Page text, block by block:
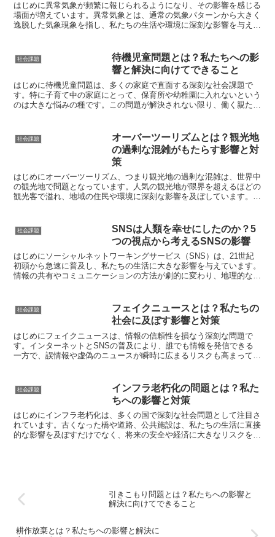
はじめに異常気象が頻繁に報じられるようになり、その影響を感じる
場面が増えています。異常気象とは、通常の気象パターンから大きく
逸脱した気象現象を指し、私たちの生活や環境に深刻な影響を与えま
社会課題
待機児童問題とは？私たちへの影
響と解決に向けてできること
はじめに待機児童問題は、多くの家庭で直面する深刻な社会課題で
す。特に子育て中の家庭にとって、保育所や幼稚園に入れないという
のは大きな悩みの種です。この問題が解決されない限り、働く親たち
社会課題
オーバーツーリズムとは？観光地
の過剰な混雑がもたらす影響と対
策
はじめにオーバーツーリズム、つまり観光地の過剰な混雑は、世界中
の観光地で問題となっています。人気の観光地が限界を超えるほどの
観光客で溢れ、地域の住民や環境に深刻な影響を及ぼしています。こ
社会課題
SNSは人類を幸せにしたのか？5
つの視点から考えるSNSの影響
はじめにソーシャルネットワーキングサービス（SNS）は、21世紀
初頭から急速に普及し、私たちの生活に大きな影響を与えています。
情報の共有やコミュニケーションの方法が劇的に変わり、地理的な制
社会課題
フェイクニュースとは？私たちの
社会に及ぼす影響と対策
はじめにフェイクニュースは、情報の信頼性を損なう深刻な問題で
す。インターネットとSNSの普及により、誰でも情報を発信できる
一方で、誤情報や虚偽のニュースが瞬時に広まるリスクも高まってい
社会課題
インフラ老朽化の問題とは？私た
ちへの影響と対策
はじめにインフラ老朽化は、多くの国で深刻な社会問題として注目さ
れています。古くなった橋や道路、公共施設は、私たちの生活に直接
的な影響を及ぼすだけでなく、将来の安全や経済に大きなリスクをも
引きこもり問題とは？私たちへの影響と
解決に向けてできること
耕作放棄とは？私たちへの影響と解決に